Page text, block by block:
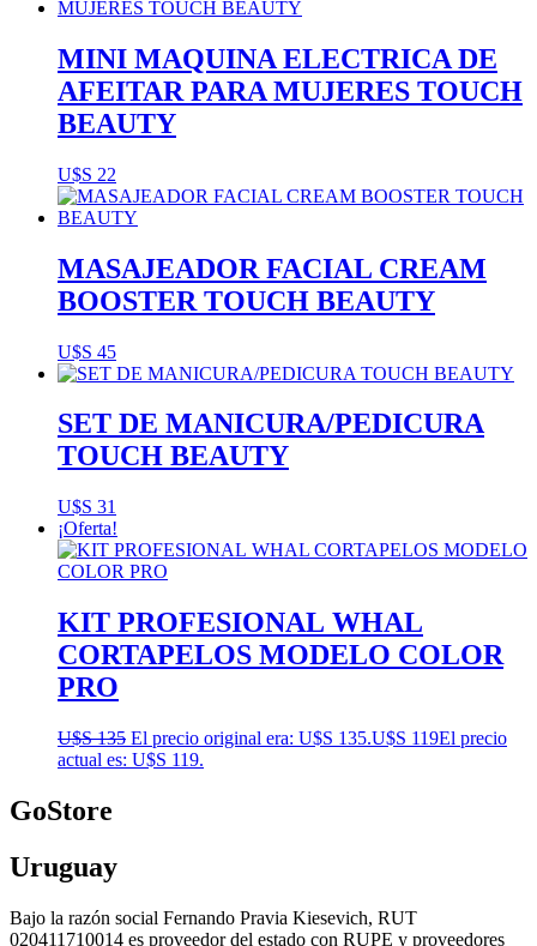
MINI MAQUINA ELECTRICA DE
AFEITAR PARA MUJERES TOUCH
BEAUTY
U$S 22
MASAJEADOR FACIAL CREAM
BOOSTER TOUCH BEAUTY
U$S 45
SET DE MANICURA/PEDICURA
TOUCH BEAUTY
U$S 31
¡Oferta!
KIT PROFESIONAL WHAL
CORTAPELOS MODELO COLOR
PRO
U$S135 El precio original era: U$S 135.U$S 119El precio
actual es: U$S 119.
GoStore
Uruguay
Bajo la razón social Fernando Pravia Kiesevich, RUT
020411710014 es proveedor del estado con RUPE y proveedores